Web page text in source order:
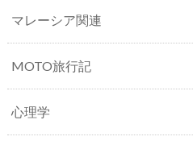
マレーシア関連
MOTO旅行記
心理学